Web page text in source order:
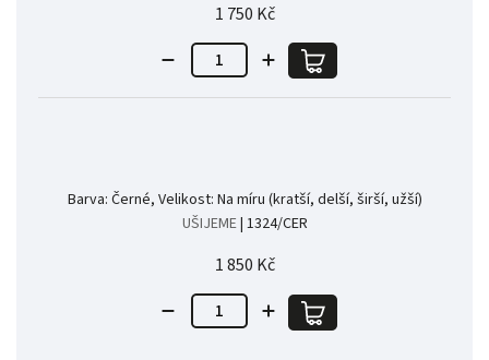
1 750 Kč
Barva: Černé, Velikost: Na míru (kratší, delší, širší, užší)
UŠIJEME| 1324/CER
1 850 Kč